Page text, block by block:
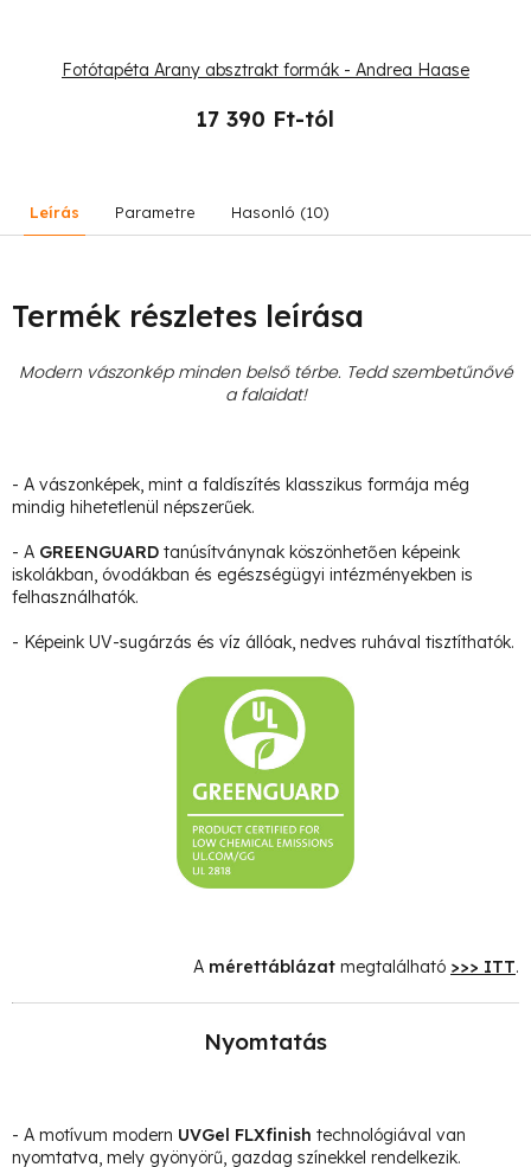
Fotótapéta Arany absztrakt formák - Andrea Haase
17 390 Ft-tól
Leírás Parametre Hasonló (10)
Termék részletes leírása
Modern vászonkép minden belső térbe. Tedd szembetűnővé
a falaidat!
- A vászonképek, mint a faldíszítés klasszikus formája még
mindig hihetetlenül népszerűek.
- A GREENGUARD tanúsítványnak köszönhetően képeink
iskolákban, óvodákban és egészségügyi intézményekben is
felhasználhatók.
- Képeink UV-sugárzás és víz állóak, nedves ruhával tisztíthatók.
A mérettáblázat megtalálható >>> ITT.
Nyomtatás
- A motívum modern UVGel FLXfinish technológiával van
nyomtatva, mely gyönyörű, gazdag színekkel rendelkezik.